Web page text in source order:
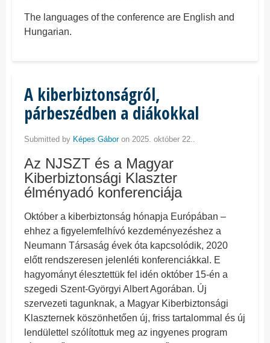
The languages of the conference are English and
Hungarian.
A kiberbiztonságról,
párbeszédben a diákokkal
Submitted by Képes Gáboron 2025. október 22..
Az NJSZT és a Magyar
Kiberbiztonsági Klaszter
élményadó konferenciája
Október a kiberbiztonság hónapja Európában –
ehhez a figyelemfelhívó kezdeményezéshez a
Neumann Társaság évek óta kapcsolódik, 2020
előtt rendszeresen jelenléti konferenciákkal. E
hagyományt élesztettük fel idén október 15-én a
szegedi Szent-Györgyi Albert Agorában. Új
szervezeti tagunknak, a Magyar Kiberbiztonsági
Klaszternek köszönhetően új, friss tartalommal és új
lendülettel szólítottuk meg az ingyenes program